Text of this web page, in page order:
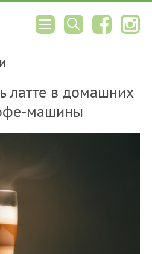
латте в домашних
машины